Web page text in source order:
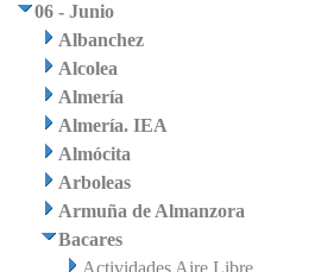
06 - Junio
Albanchez
Alcolea
Almería
Almería. IEA
Almócita
Arboleas
Armuña de Almanzora
Bacares
Actividades Aire Libre